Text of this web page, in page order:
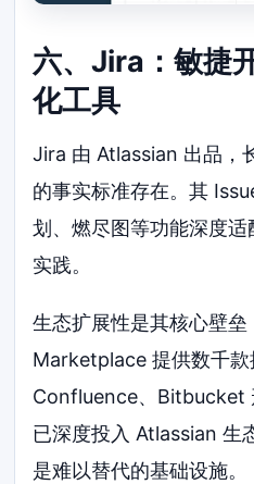
六、Jira：敏捷
化工具
Jira 由 Atlassian 出品，
的事实标准存在。其
划、燃尽图等功能深度
实践。
生态扩展性是其核心壁
Marketplace 提供数千款
Confluence、Bitbucket
已深度投入 Atlassian 生
是难以替代的基础设施。